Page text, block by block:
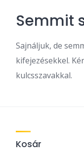
Semmit
Sajnáljuk, de
kifejezésekkel.
kulcsszavakkal.
Kosár